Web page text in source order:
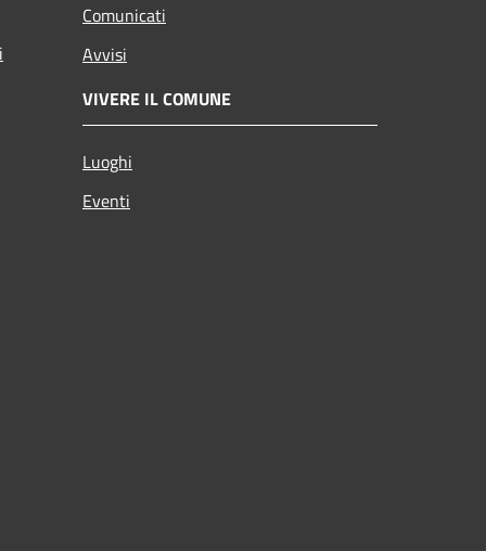
Comunicati
Avvisi
VIVERE IL COMUNE
Luoghi
Eventi